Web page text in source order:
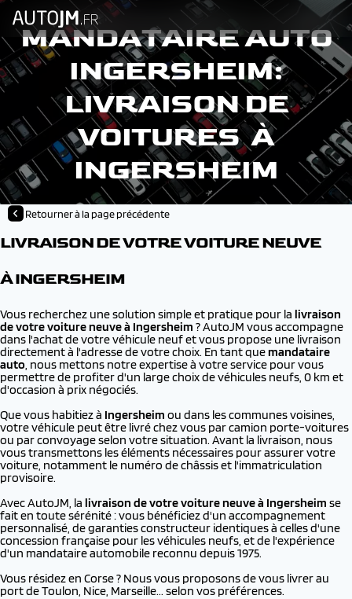
MANDATAIRE AUTO
INGERSHEIM:
LIVRAISON DE
VOITURES À
INGERSHEIM
Retourner à la page précédente
LIVRAISON DE VOTRE VOITURE NEUVE
À INGERSHEIM
Vous recherchez une solution simple et pratique pour la livraison
de votre voiture neuve à Ingersheim ? AutoJM vous accompagne
dans l'achat de votre véhicule neuf et vous propose une livraison
directement à l'adresse de votre choix. En tant quemandataire
auto, nous mettons notre expertise à votre service pour vous
permettre de profiter d'un large choix de véhicules neufs, 0 km et
d'occasion à prix négociés.
Que vous habitiez à Ingersheim ou dans les communes voisines,
votre véhicule peut être livré chez vous par camion porte-voitures
ou par convoyage selon votre situation. Avant la livraison, nous
vous transmettons les éléments nécessaires pour assurer votre
voiture, notamment le numéro de châssis et l'immatriculation
provisoire.
Avec AutoJM, la livraison de votre voiture neuve à Ingersheim se
fait en toute sérénité : vous bénéficiez d'un accompagnement
personnalisé, de garanties constructeur identiques à celles d'une
concession française pour les véhicules neufs, et de l'expérience
d'un mandataire automobile reconnu depuis 1975.
Vous résidez en Corse ? Nous vous proposons de vous livrer au
port de Toulon, Nice, Marseille... selon vos préférences.